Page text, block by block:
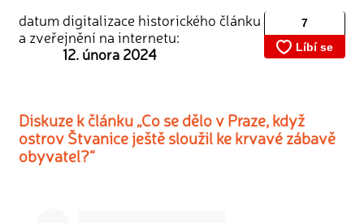
datum digitalizace historického článku
a zveřejnění na internetu:
12. února 2024
Diskuze k článku „Co se dělo v Praze, když
ostrov Štvanice ještě sloužil ke krvavé zábavě
obyvatel?“